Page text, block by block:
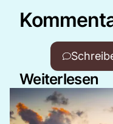
Weiterlesen